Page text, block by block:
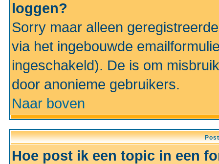
loggen?
Sorry maar alleen
via het ingebouwde
ingeschakeld). De is om
door anonieme gebruikers.
Naar boven
Hoe post ik een topic in een